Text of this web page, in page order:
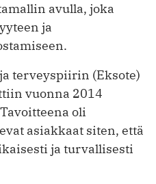
avulla, joka
ja
terveyspiirin (Eksote)
vuonna 2014
oli
asiakkaat siten, että
ja turvallisesti